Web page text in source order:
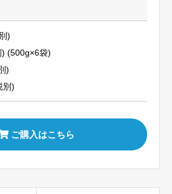
)
(500g×6袋)
)
別)
ご購入はこちら